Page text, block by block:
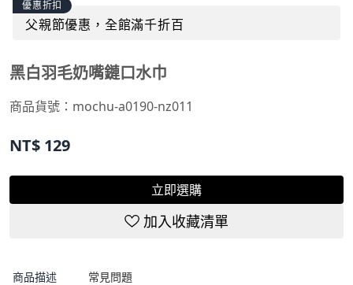
優惠折扣
父親節優惠，全館滿千折百
黑白羽毛奶嘴鏈口水巾
商品貨號：mochu-a0190-nz011
NT$ 129
立即選購
加入收藏清單
商品描述 常見問題